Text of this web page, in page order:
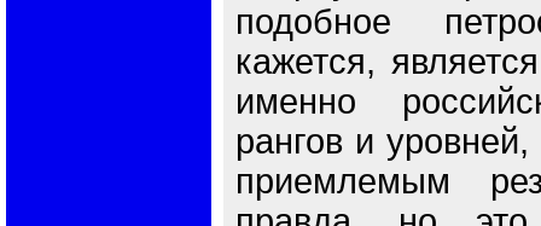
подобное
кажется,
именно
рангов и
приемлемым